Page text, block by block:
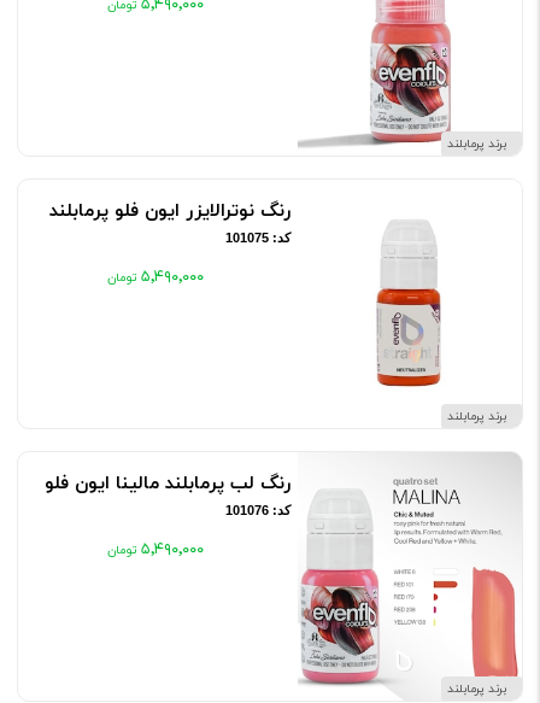
برند پرمابلند
۵٬۴۹۰٬۰۰۰
برند پرمابلند
رنگ نوترالایزر ایون فلو پرمابلند
کد: 101075
۵٬۴۹۰٬۰۰۰
برند پرمابلند
رنگ لب پرمابلند مالینا ایون فلو
کد: 101076
۵٬۴۹۰٬۰۰۰